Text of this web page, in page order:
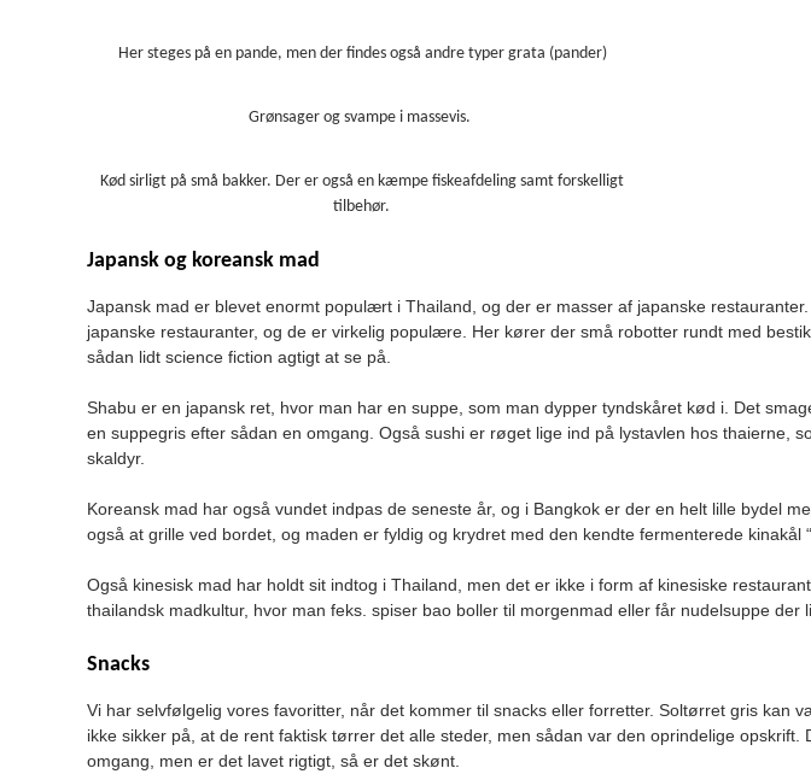
Her steges på en pande, men der findes også andre typer grata (pander)
Grønsager og svampe i massevis.
Kød sirligt på små bakker. Der er også en kæmpe fiskeafdeling samt forskelligt
tilbehør.
Japansk og koreansk mad
Japansk mad er blevet enormt populært i Thailand, og der er masser af japanske
japanske restauranter, og de er virkelig populære. Her kører der små robotter rundt med
sådan lidt science fiction agtigt at se på.
Shabu er en japansk ret, hvor man har en suppe, som man dypper tyndskåret kød i. Det
en suppegris efter sådan en omgang. Også sushi er røget lige ind på lystavlen hos thaierne,
skaldyr.
Koreansk mad har også vundet indpas de seneste år, og i Bangkok er der en helt lille bydel
også at grille ved bordet, og maden er fyldig og krydret med den kendte fermenterede kinakål
Også kinesisk mad har holdt sit indtog i Thailand, men det er ikke i form af kinesiske
thailandsk madkultur, hvor man feks. spiser bao boller til morgenmad eller får nudelsuppe der
Snacks
Vi har selvfølgelig vores favoritter, når det kommer til snacks eller forretter. Soltørret gris kan
ikke sikker på, at de rent faktisk tørrer det alle steder, men sådan var den oprindelige
omgang, men er det lavet rigtigt, så er det skønt.